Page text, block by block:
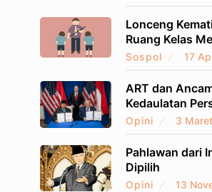
Lonceng
Ruang Kelas
Sospol 17
ART dan
Kedaulatan
Opini 3
Pahlawan dari
Dipilih
Opini 13